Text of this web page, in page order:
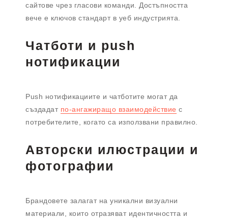
сайтове чрез гласови команди. Достъпността
вече е ключов стандарт в уеб индустрията.
Чатботи и push
нотификации
Push нотификациите и чатботите могат да
създадат по-ангажиращо взаимодействие с
потребителите, когато са използвани правилно.
Авторски илюстрации и
фотографии
Брандовете залагат на уникални визуални
материали, които отразяват идентичността и